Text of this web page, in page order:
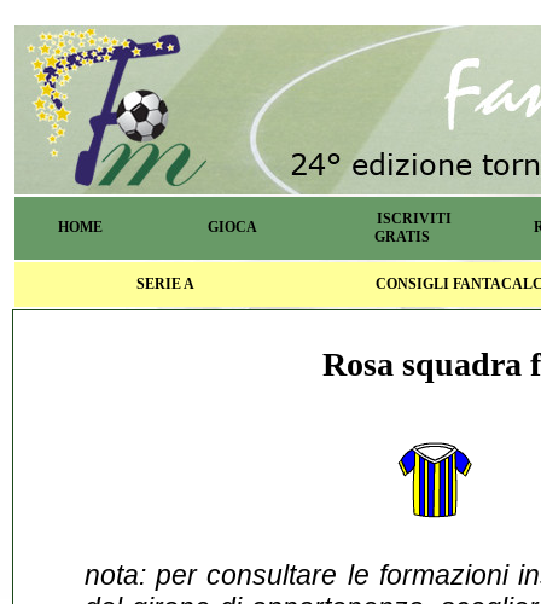
HOME GIOCA
ISCRIVITI
GRATIS
SERIE A CONSIGLI
Rosa squadra
nota: per consultare le formazioni